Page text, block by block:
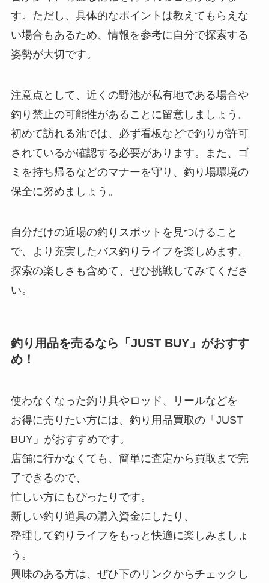
す。ただし、具体的なポイントは教えてもらえな
い場合もあるため、情報を参考に自分で探索する
姿勢が大切です。
注意点として、近くの野池が私有地である場合や
釣り禁止の可能性があることに留意しましょう。
初めて訪れる池では、必ず看板などで釣りが許可
されているか確認する必要があります。また、ゴ
ミを持ち帰るなどのマナーを守り、釣り場環境の
保全に努めましょう。
自分だけの近場の釣りスポットを見つけること
で、より充実したバス釣りライフを楽しめます。
探索の楽しさも含めて、ぜひ挑戦してみてくださ
い。
釣り用品を売るなら「JUST BUY」がおすす
め！
使わなくなった釣り具やロッド、リールなどを
お得に売りたい方には、釣り用品買取の「JUST
BUY」がおすすめです。
店舗に行かなくても、簡単に査定から買取まで完
了できるので、
忙しい方にもぴったりです。
新しい釣り道具の購入資金にしたり、
整理して釣りライフをもっと快適に楽しみましょ
う。
興味のある方は、ぜひ下のリンクからチェックし